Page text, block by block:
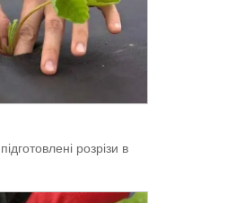
розрізи в